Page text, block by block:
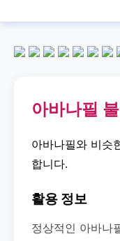
아바나필
아바나필와 비슷
합니다.
활용 정보
정상적인 아바나